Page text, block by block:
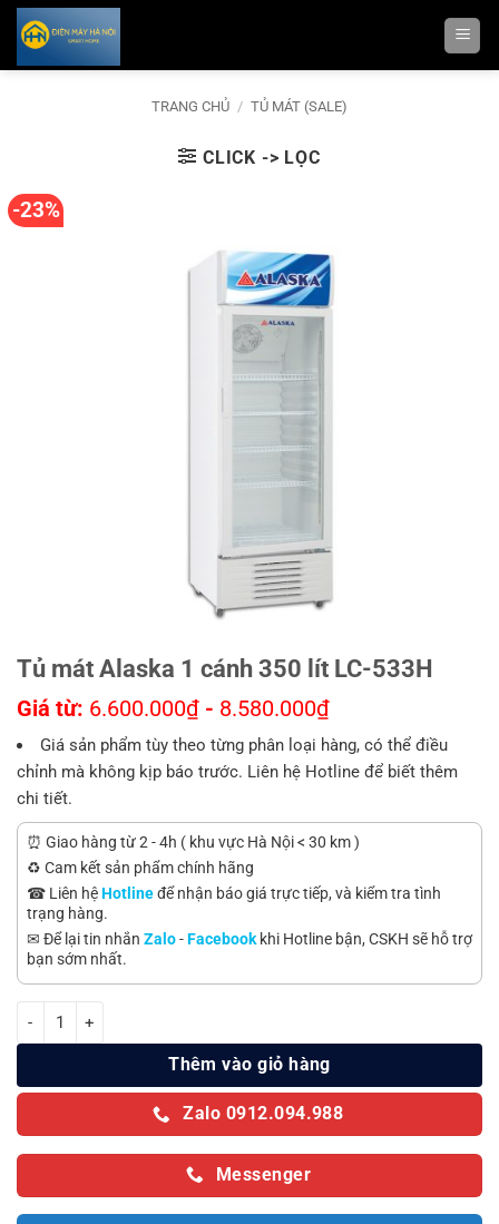
Bỏ
qua
nội
TRANG CHỦ / TỦ MÁT (SALE)
CLICK -> LỌC
-23%
Tủ mát Alaska 1 cánh 350 lít LC-533H
Giá từ: 6.600.000₫ - 8.580.000₫
Giá sản phẩm tùy theo từng phân loại hàng, có thể điều
chỉnh mà không kịp báo trước. Liên hệ Hotline để biết thêm
chi tiết.
⏰ Giao hàng từ 2 - 4h ( khu vực Hà Nội < 30 km )
♻️ Cam kết sản phẩm chính hãng
☎ Liên hệHotlineđể nhận báo giá trực tiếp, và kiểm tra tình
trạng hàng.
✉ Để lại tin nhắn Zalo-Facebook khi Hotline bận, CSKH sẽ hỗ trợ
bạn sớm nhất.
Tủ mát Alaska 1 cánh 350 lít LC-533H số lượng
Thêm vào giỏ hàng
Zalo 0912.094.988
Messenger